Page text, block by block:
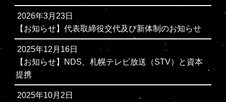
2026年3月23日
【お知らせ】代表取締役交代及び新体制のお知らせ
2025年12月16日
【お知らせ】NDS、札幌テレビ放送（STV）と資本
提携
2025年10月2日